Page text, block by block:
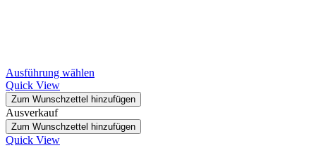
Ausführung wählen
Quick View
Zum Wunschzettel hinzufügen
Ausverkauf
Zum Wunschzettel hinzufügen
Quick View